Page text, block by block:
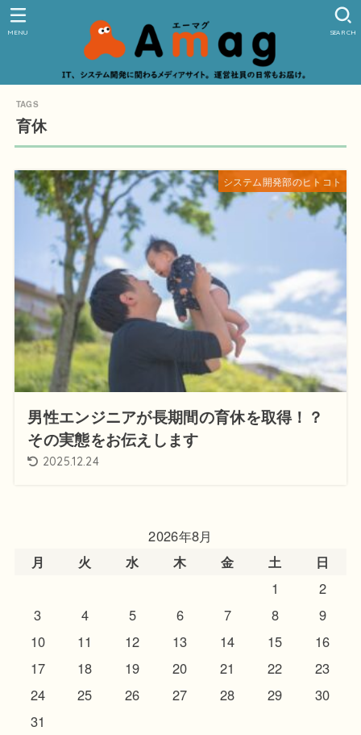
SEARCH
MENU
育休
システム開発部のヒトコト
男性エンジニアが長期間の育休を取得！？
その実態をお伝えします
2025.12.24
2026年8月
月
火 水 木 金 土
日
1
2
3
4 5 6 7 8
9
10
11 12 13 14 15
16
17
18 19 20 21 22
23
24
25 26 27 28 29
30
31